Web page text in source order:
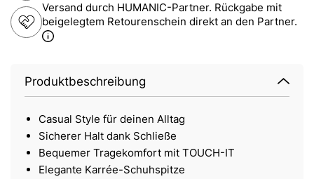
Versand durch HUMANIC-Partner. Rückgabe mit
beigelegtem Retourenschein direkt an den Partner.
Produktbeschreibung
Casual Style für deinen Alltag
Sicherer Halt dank Schließe
Bequemer Tragekomfort mit TOUCH-IT
Elegante Karrée-Schuhspitze